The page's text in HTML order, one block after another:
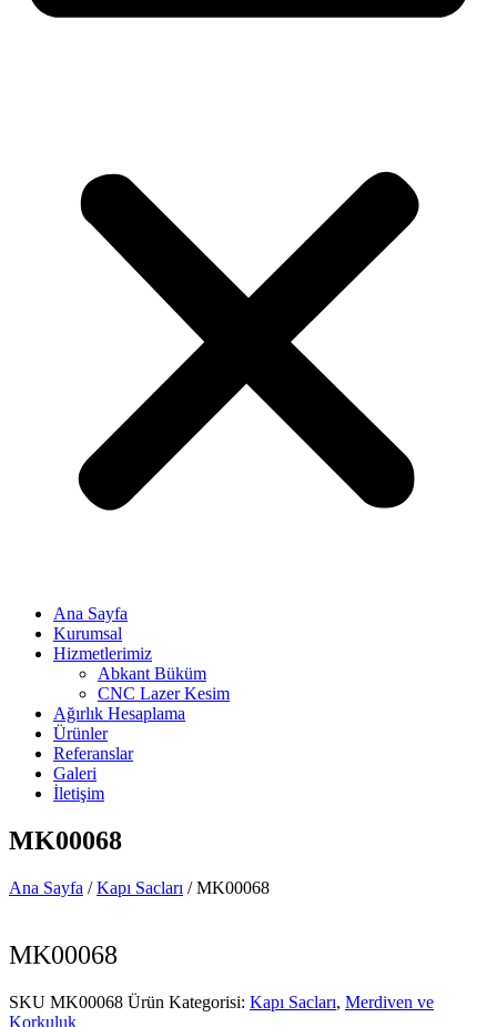
Ana Sayfa
Kurumsal
Hizmetlerimiz
Abkant Büküm
CNC Lazer Kesim
Ağırlık Hesaplama
Ürünler
Referanslar
Galeri
İletişim
MK00068
Ana Sayfa /Kapı Sacları / MK00068
MK00068
SKU MK00068 Ürün Kategorisi: Kapı Sacları, Merdiven ve
Korkuluk